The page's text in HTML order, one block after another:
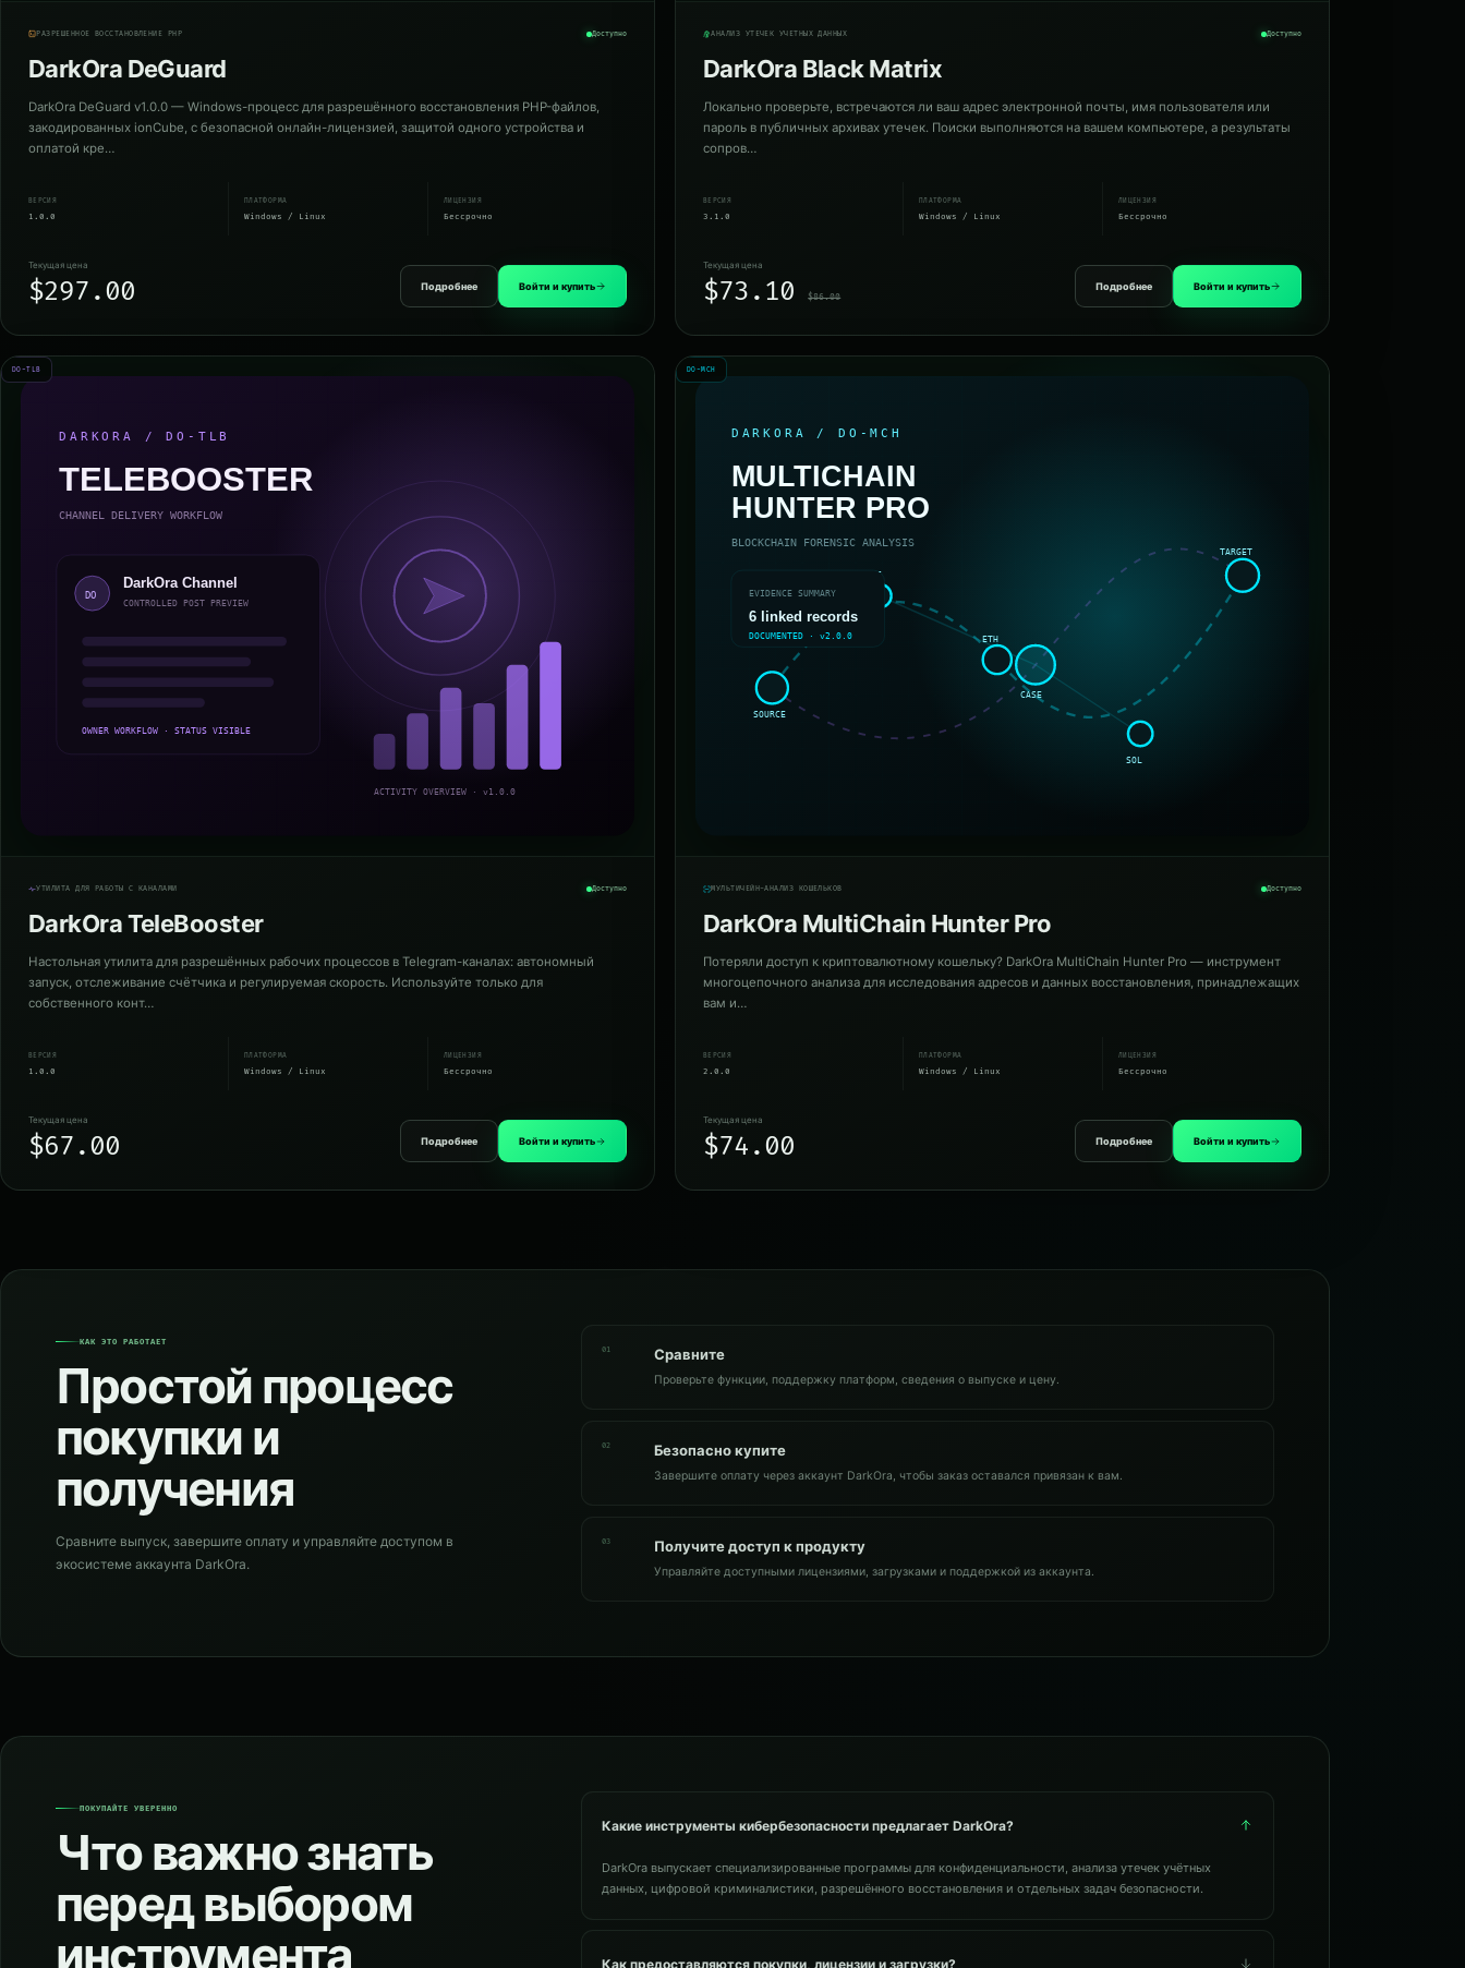
РАЗРЕШЁННОЕ ВОССТАНОВЛЕНИЕ PHP Доступно
DarkOra DeGuard
DarkOra DeGuard v1.0.0 — Windows-процесс для разрешённого восстановления PHP-файлов,
закодированных ionCube, с безопасной онлайн-лицензией, защитой одного устройства и
оплатой кре…
ВЕРСИЯ
1.0.0
ПЛАТФОРМА
Windows / Linux
ЛИЦЕНЗИЯ
Бессрочно
Текущая цена
$297.00 Подробнее Войти и купить
АНАЛИЗ УТЕЧЕК УЧЁТНЫХ ДАННЫХ Доступно
DarkOra Black Matrix
Локально проверьте, встречаются ли ваш адрес электронной почты, имя пользователя или
пароль в публичных архивах утечек. Поиски выполняются на вашем компьютере, а результаты
сопров…
ВЕРСИЯ
3.1.0
ПЛАТФОРМА
Windows / Linux
ЛИЦЕНЗИЯ
Бессрочно
Текущая цена
$73.10 $86.00
Подробнее Войти и купить
DO-TLB
УТИЛИТА ДЛЯ РАБОТЫ С КАНАЛАМИ Доступно
DarkOra TeleBooster
Настольная утилита для разрешённых рабочих процессов в Telegram-каналах: автономный
запуск, отслеживание счётчика и регулируемая скорость. Используйте только для
собственного конт…
ВЕРСИЯ
1.0.0
ПЛАТФОРМА
Windows / Linux
ЛИЦЕНЗИЯ
Бессрочно
Текущая цена
$67.00 Подробнее Войти и купить
DO-MCH
МУЛЬТИЧЕЙН-АНАЛИЗ КОШЕЛЬКОВ Доступно
DarkOra MultiChain Hunter Pro
Потеряли доступ к криптовалютному кошельку? DarkOra MultiChain Hunter Pro — инструмент
многоцепочного анализа для исследования адресов и данных восстановления, принадлежащих
вам и…
ВЕРСИЯ
2.0.0
ПЛАТФОРМА
Windows / Linux
ЛИЦЕНЗИЯ
Бессрочно
Текущая цена
$74.00 Подробнее Войти и купить
КАК ЭТО РАБОТАЕТ
Простой процесс
покупки и
получения
Сравните выпуск, завершите оплату и управляйте доступом в
экосистеме аккаунта DarkOra.
01 Сравните
Проверьте функции, поддержку платформ, сведения о выпуске и цену.
02 Безопасно купите
Завершите оплату через аккаунт DarkOra, чтобы заказ оставался привязан к вам.
03 Получите доступ к продукту
Управляйте доступными лицензиями, загрузками и поддержкой из аккаунта.
ПОКУПАЙТЕ УВЕРЕННО
Что важно знать
перед выбором
инструмента
Какие инструменты кибербезопасности предлагает DarkOra?
DarkOra выпускает специализированные программы для конфиденциальности, анализа утечек учётных
данных, цифровой криминалистики, разрешённого восстановления и отдельных задач безопасности.
Как предоставляются покупки, лицензии и загрузки?